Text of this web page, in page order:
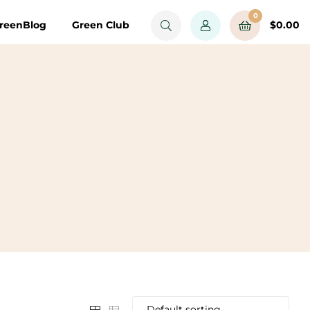
Green Club
0
$0.00